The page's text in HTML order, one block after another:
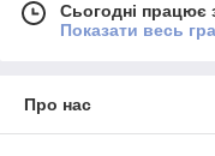
Сьогодні працює
Показати весь
Про нас